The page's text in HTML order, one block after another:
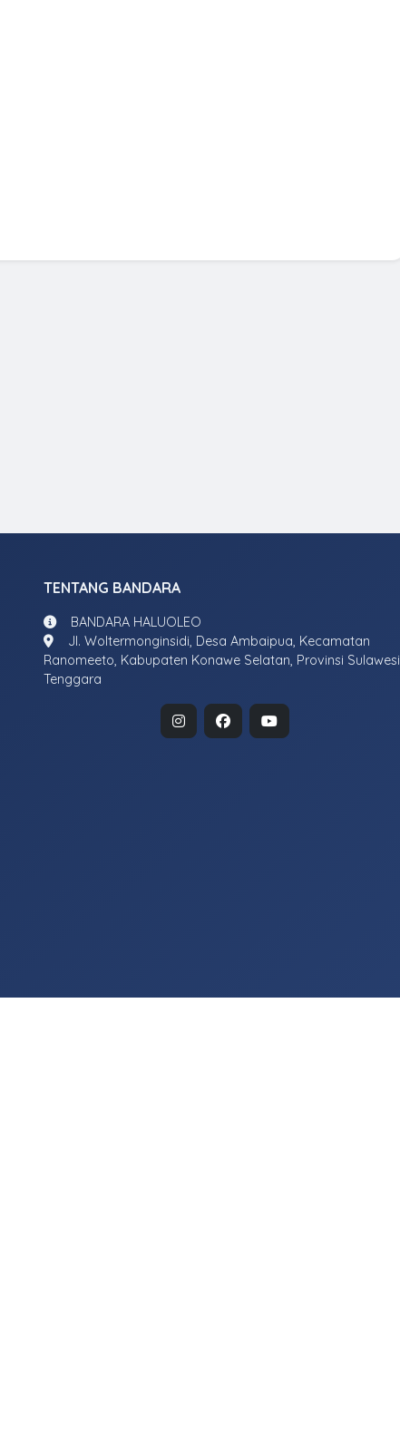
TENTANG BANDARA
BANDARA HALUOLEO
Jl. Woltermonginsidi, Desa Ambaipua, Kecamatan
Ranomeeto, Kabupaten Konawe Selatan, Provinsi Sulawesi
Tenggara